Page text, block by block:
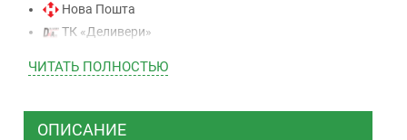
Нова Пошта
ТК «Деливери»
ТК “Justin”
ТК ”УкрПочта”
ЧИТАТЬ ПОЛНОСТЬЮ
ОПИСАНИЕ